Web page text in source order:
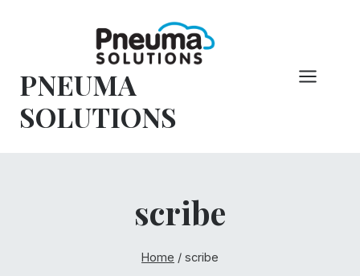
conteúdo
PNEUMA
SOLUTIONS
scribe
Home / scribe